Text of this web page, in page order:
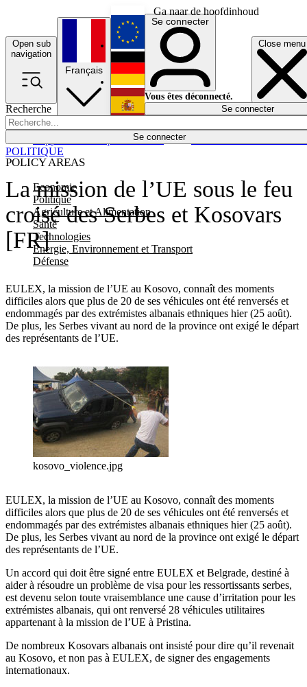
Ga naar de hoofdinhoud
Open sub
navigation
Close menu
Recherche
Se connecter
POLICY AREAS
Economie
Politique
Agriculture et Alimentation
Santé
Technologies
Energie, Environnement et Transport
Défense
Économie
Français
English
Deutsch
Español
Se connecter
Vous êtes déconnecté.
Se connecter
La mission de l’UE sous le feu
croisé des Serbes et Kosovars
[FR]
EULEX, la mission de l’UE au Kosovo, connaît des moments
difficiles alors que plus de 20 de ses véhicules ont été renversés et
endommagés par des extrémistes albanais ethniques hier (25 août).
De plus, les Serbes vivant au nord de la province ont exigé le départ
des représentants de l’UE.
POLITIQUE
kosovo_violence.jpg
EULEX, la mission de l’UE au Kosovo, connaît des moments
difficiles alors que plus de 20 de ses véhicules ont été renversés et
endommagés par des extrémistes albanais ethniques hier (25 août).
De plus, les Serbes vivant au nord de la province ont exigé le départ
des représentants de l’UE.
Un accord qui doit être signé entre EULEX et Belgrade, destiné à
aider à résoudre un problème de visa pour les ressortissants serbes,
est devenu selon toute vraisemblance une cause d’irritation pour les
extrémistes albanais, qui ont renversé 28 véhicules utilitaires
appartenant à la mission de l’UE à Pristina.
De nombreux Kosovars albanais ont insisté pour dire qu’il revenait
au Kosovo, et non pas à EULEX, de signer des engagements
internationaux.